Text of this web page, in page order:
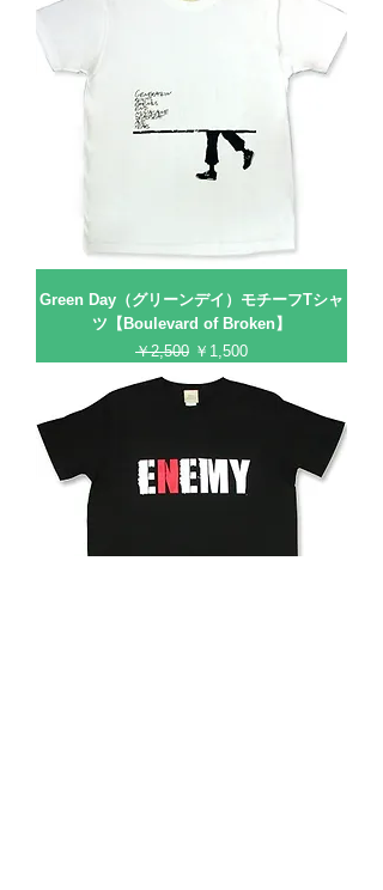
Green Day（グリーンデイ）モチーフTシャ
ツ【Boulevard of Broken】
通常価格
￥2,500 セール価格
￥1,500